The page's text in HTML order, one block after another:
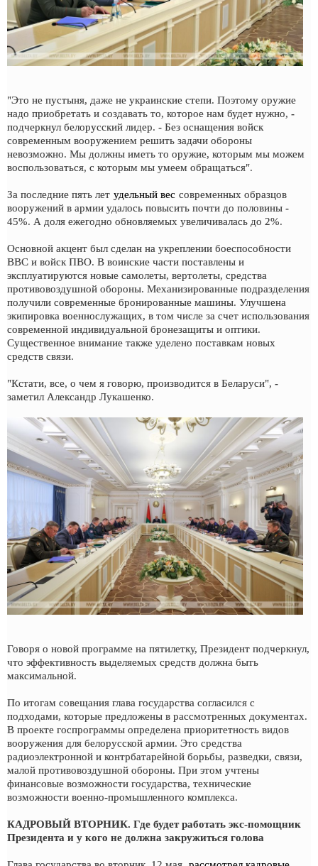
"Это не пустыня, даже не украинские степи. Поэтому оружие
надо приобретать и создавать то, которое нам будет нужно, -
подчеркнул белорусский лидер. - Без оснащения войск
современным вооружением решить задачи обороны
невозможно. Мы должны иметь то оружие, которым мы можем
воспользоваться, с которым мы умеем обращаться".
За последние пять лет удельный вес современных образцов
вооружений в армии удалось повысить почти до половины -
45%. А доля ежегодно обновляемых увеличивалась до 2%.
Основной акцент был сделан на укреплении боеспособности
ВВС и войск ПВО. В воинские части поставлены и
эксплуатируются новые самолеты, вертолеты, средства
противовоздушной обороны. Механизированные подразделения
получили современные бронированные машины. Улучшена
экипировка военнослужащих, в том числе за счет использования
современной индивидуальной бронезащиты и оптики.
Существенное внимание также уделено поставкам новых
средств связи.
"Кстати, все, о чем я говорю, производится в Беларуси", -
заметил Александр Лукашенко.
Говоря о новой программе на пятилетку, Президент подчеркнул,
что эффективность выделяемых средств должна быть
максимальной.
По итогам совещания глава государства согласился с
подходами, которые предложены в рассмотренных документах.
В проекте госпрограммы определена приоритетность видов
вооружения для белорусской армии. Это средства
радиоэлектронной и контрбатарейной борьбы, разведки, связи,
малой противовоздушной обороны. При этом учтены
финансовые возможности государства, технические
возможности военно-промышленного комплекса.
КАДРОВЫЙ ВТОРНИК. Где будет работать экс-помощник
Президента и у кого не должна закружиться голова